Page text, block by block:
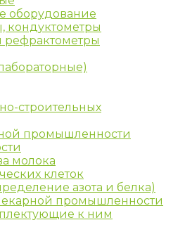
оборудование
кондуктометры
рефрактометры
строительных
промышленности
молока
клеток
азота и белка)
промышленности
к ним